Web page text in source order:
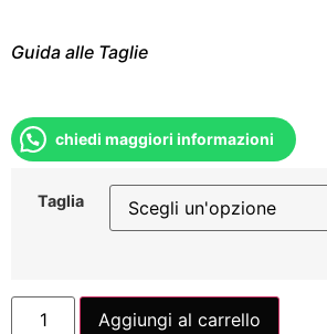
Guida alle Taglie
chiedi maggiori informazioni
Taglia
Aggiungi al carrello